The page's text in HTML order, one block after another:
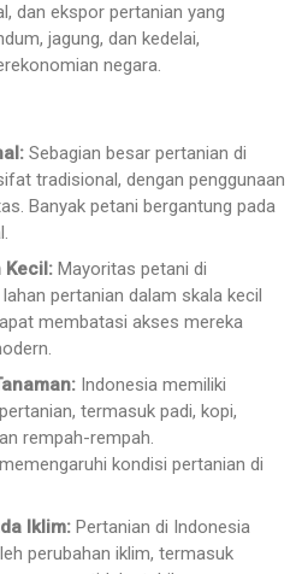
dan ekspor pertanian yang
jagung, dan kedelai,
negara.
Sebagian besar pertanian di
tradisional, dengan penggunaan
Banyak petani bergantung pada
Kecil: Mayoritas petani di
pertanian dalam skala kecil
membatasi akses mereka
Indonesia memiliki
termasuk padi, kopi,
rempah-rempah.
kondisi pertanian di
Iklim: Pertanian di Indonesia
perubahan iklim, termasuk